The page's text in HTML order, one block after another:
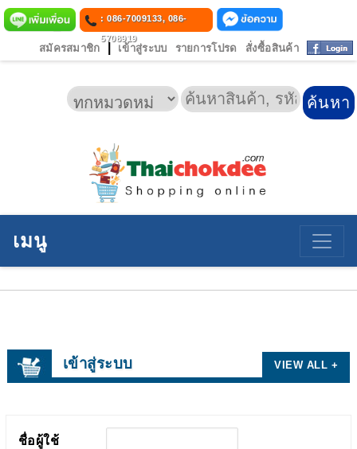
: 086-7009133, 086-
5708919
สมัครสมาชิก เข้าสู่ระบบ รายการโปรด สั่งซื้อสินค้า
เมนู
เข้าสู่ระบบ VIEW ALL +
ชื่อผู้ใช้